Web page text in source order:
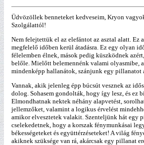
Üdvözöllek benneteket kedveseim, Kryon
Szolgálattól!
Nem felejtettük el az elefántot az asztal alatt. Ez
megfelelő időben kerül átadásra. Ez egy olyan
félelemben élnek, mások pedig küszködnek
belőle. Mielőtt belemennénk valami olyasmibe,
mindenképp hallanátok, szánjunk egy pillanatot
Vannak, akik jelenleg épp búcsút vesznek az
dolog. Sohasem gondolták, hogy így lesz, és ez
Elmondhatnak nektek néhány alapvetést,
jellemzőket, valamint a logikus érvelést
amikor elvesztetek valakit. Szenteljünk hát egy
cselekedetnek, hogy a korszak fénymunkásai
békességeteket és együttérzéseteket! A világ
akiknek szüksége van rá, akárcsak egy pillanat